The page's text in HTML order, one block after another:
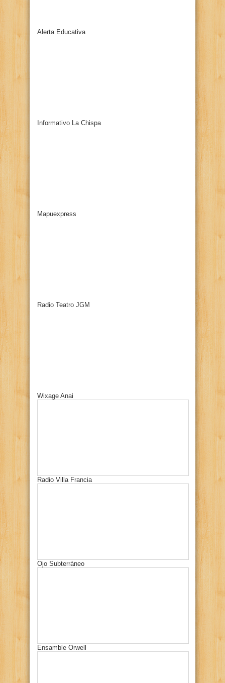
Alerta Educativa
Informativo La Chispa
Mapuexpress
Radio Teatro JGM
Wixage Anai
Radio Villa Francia
Ojo Subterráneo
Ensamble Orwell